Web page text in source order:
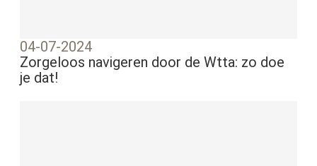
04-07-2024
Zorgeloos navigeren door de Wtta: zo doe
je dat!